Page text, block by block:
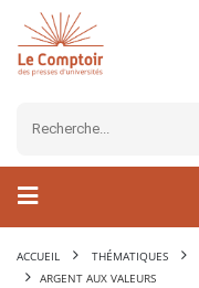
ACCUEIL THÉMATIQUES
ARGENT AUX VALEURS